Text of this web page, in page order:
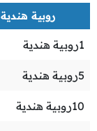
روبية هندية INR
1روبية هندية
5روبية هندية
10روبية هندية